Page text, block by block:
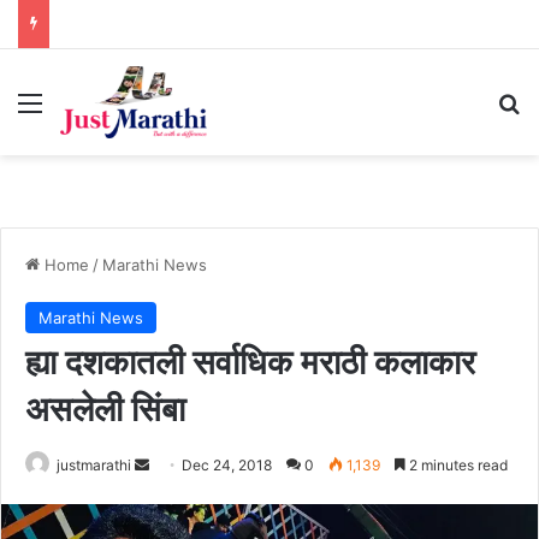
Menu
Home / Marathi News
Marathi News
ह्या दशकातली सर्वाधिक मराठी कलाकार
असलेली सिंबा
justmarathi
n
Dec 24, 2018 0 1,139 2 minutes read